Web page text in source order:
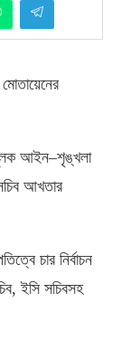
আইন–শৃঙ্খলা
আখতার
চার নির্বাচন
,ইসি সচিবসহ